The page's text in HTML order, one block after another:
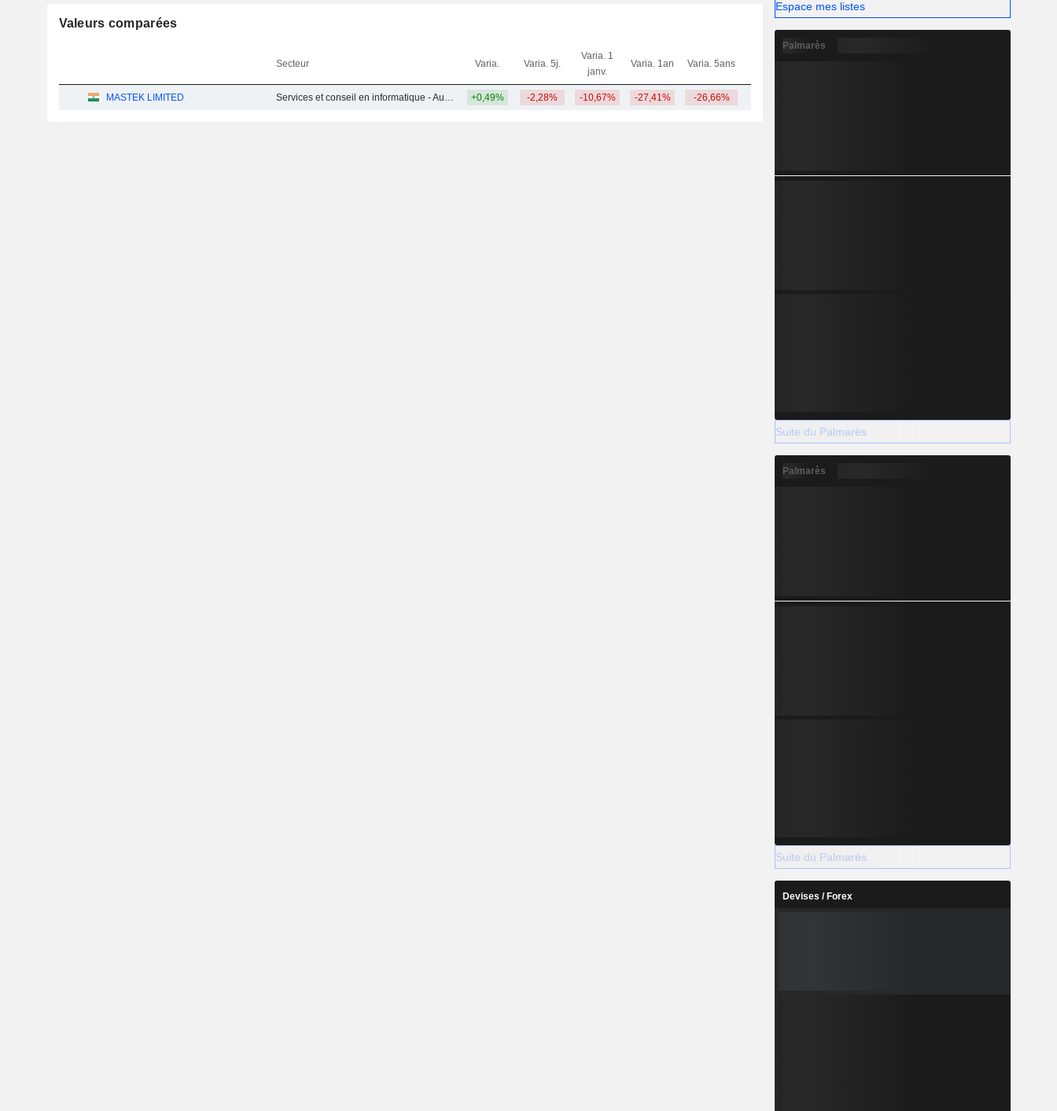
Valeurs comparées
Secteur Varia. Varia. 5j.
Varia. 1
janv.
Varia. 1an Varia. 5ans
MASTEK LIMITED Services et conseil en informatique - Autres +0,49% -2,28% -10,67% -27,41% -26,66%
Espace mes listes
Palmarès
Suite du Palmarès
Palmarès
Suite du Palmarès
Devises / Forex